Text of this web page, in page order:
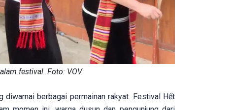
festival. Foto: VOV
diwarnai berbagai permainan rakyat. Festival Hết